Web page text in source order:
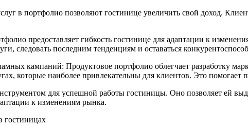
в портфолио позволяют гостинице увеличить свой доход.
предоставляет гибкость гостинице для адаптации к
следовать последним тенденциям и оставаться
кампаний: Продуктовое портфолио облегчает разработку
которые наиболее привлекательны для клиентов. Это помогает
для успешной работы гостиницы. Оно позволяет ей
к изменениям рынка.
гостиницах